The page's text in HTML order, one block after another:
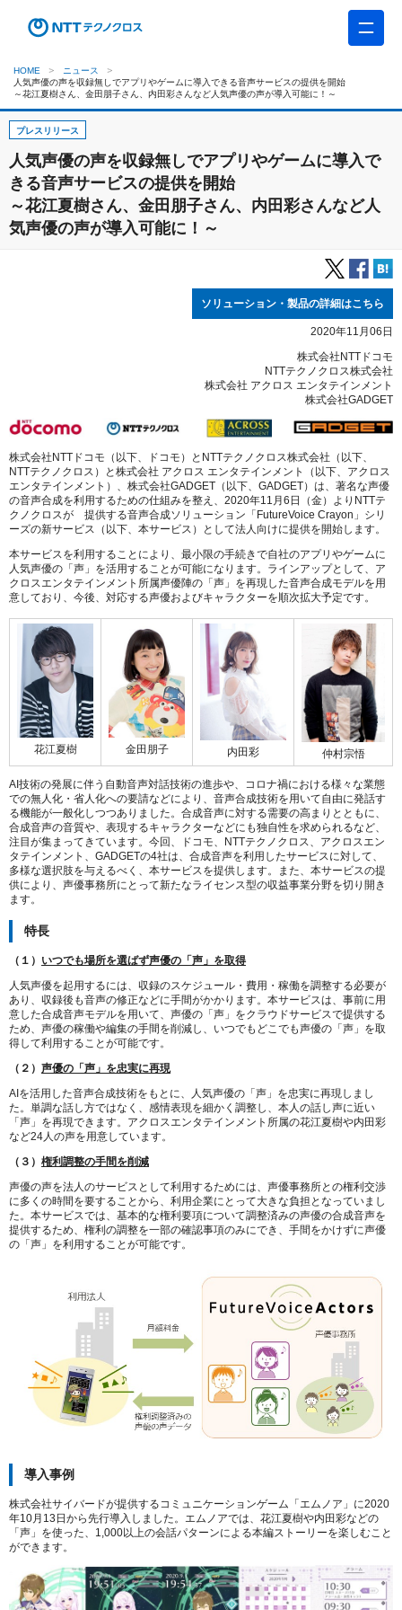
HOME
ニュース
人気声優の声を収録無しでアプリやゲームに導入できる音声サービスの提供を開始
～花江夏樹さん、金田朋子さん、内田彩さんなど人気声優の声が導入可能に！～
プレスリリース
人気声優の声を収録無しでアプリやゲームに導入で
きる音声サービスの提供を開始
～花江夏樹さん、金田朋子さん、内田彩さんなど人
気声優の声が導入可能に！～
ソリューション・製品の詳細はこちら
2020年11月06日
株式会社NTTドコモ
NTTテクノクロス株式会社
株式会社 アクロス エンタテインメント
株式会社GADGET
株式会社NTTドコモ（以下、ドコモ）とNTTテクノクロス株式会社（以下、
NTTテクノクロス）と株式会社 アクロス エンタテインメント（以下、アクロス
エンタテインメント）、株式会社GADGET（以下、GADGET）は、著名な声優
の音声合成を利用するための仕組みを整え、2020年11月6日（金）よりNTTテ
クノクロスが 提供する音声合成ソリューション「FutureVoice Crayon」シリ
ーズの新サービス（以下、本サービス）として法人向けに提供を開始します。
本サービスを利用することにより、最小限の手続きで自社のアプリやゲームに
人気声優の「声」を活用することが可能になります。ラインアップとして、ア
クロスエンタテインメント所属声優陣の「声」を再現した音声合成モデルを用
意しており、今後、対応する声優およびキャラクターを順次拡大予定です。
花江夏樹 金田朋子 内田彩 仲村宗悟
AI技術の発展に伴う自動音声対話技術の進歩や、コロナ禍における様々な業態
での無人化・省人化への要請などにより、音声合成技術を用いて自由に発話す
る機能が一般化しつつありました。合成音声に対する需要の高まりとともに、
合成音声の音質や、表現するキャラクターなどにも独自性を求められるなど、
注目が集まってきています。今回、ドコモ、NTTテクノクロス、アクロスエン
タテインメント、GADGETの4社は、合成音声を利用したサービスに対して、
多様な選択肢を与えるべく、本サービスを提供します。また、本サービスの提
供により、声優事務所にとって新たなライセンス型の収益事業分野を切り開き
ます。
特長
（１） いつでも場所を選ばず声優の「声」を取得
人気声優を起用するには、収録のスケジュール・費用・稼働を調整する必要が
あり、収録後も音声の修正などに手間がかかります。本サービスは、事前に用
意した合成音声モデルを用いて、声優の「声」をクラウドサービスで提供する
ため、声優の稼働や編集の手間を削減し、いつでもどこでも声優の「声」を取
得して利用することが可能です。
（２） 声優の「声」を忠実に再現
AIを活用した音声合成技術をもとに、人気声優の「声」を忠実に再現しまし
た。単調な話し方ではなく、感情表現を細かく調整し、本人の話し声に近い
「声」を再現できます。アクロスエンタテインメント所属の花江夏樹や内田彩
など24人の声を用意しています。
（３） 権利調整の手間を削減
声優の声を法人のサービスとして利用するためには、声優事務所との権利交渉
に多くの時間を要することから、利用企業にとって大きな負担となっていまし
た。本サービスでは、基本的な権利要項について調整済みの声優の合成音声を
提供するため、権利の調整を一部の確認事項のみにでき、手間をかけずに声優
の「声」を利用することが可能です。
導入事例
株式会社サイバードが提供するコミュニケーションゲーム「エムノア」に2020
年10月13日から先行導入しました。エムノアでは、花江夏樹や内田彩などの
「声」を使った、1,000以上の会話パターンによる本編ストーリーを楽しむこと
ができます。